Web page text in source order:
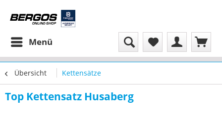
Menü
Übersicht Kettensätze
Top Kettensatz Husaberg